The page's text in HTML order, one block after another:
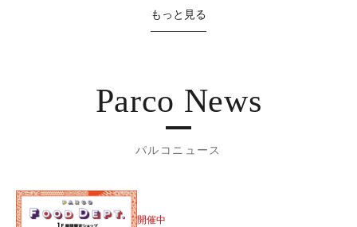
もっと見る
Parco News
パルコニュース
開催中